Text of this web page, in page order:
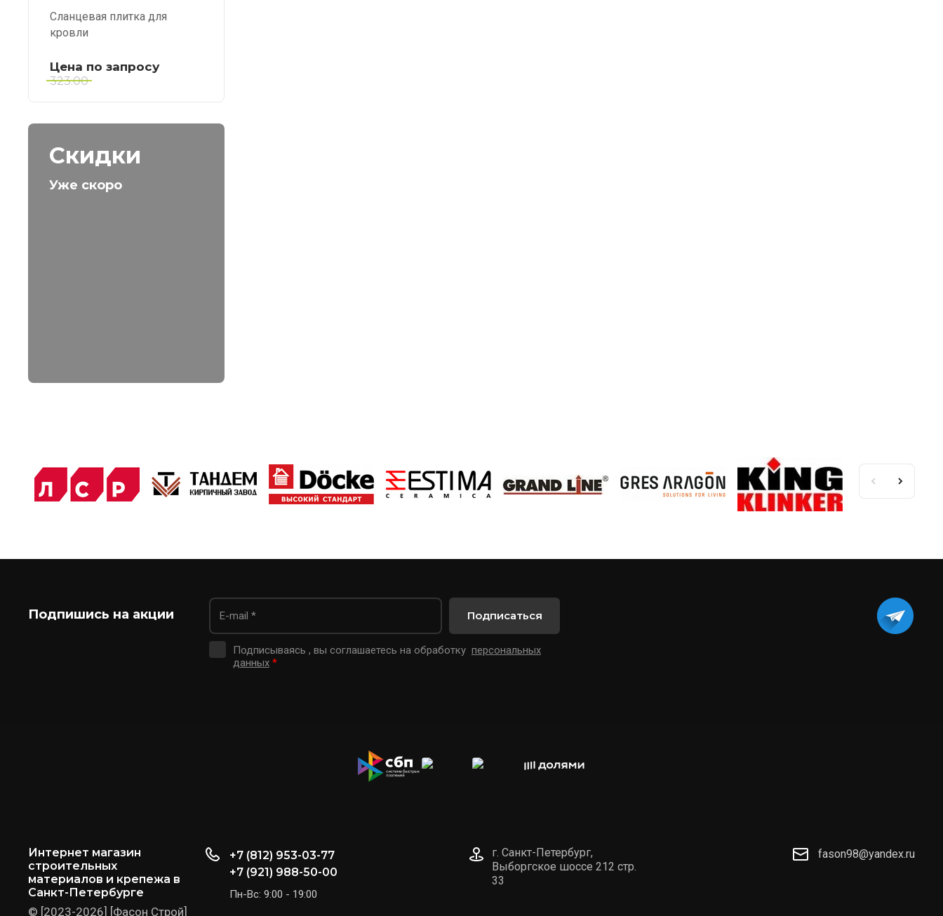
Сланцевая плитка для
кровли
323.00
Цена по запросу
Скидки
Уже скоро
Подпишись на акции
Подписываясь , вы соглашаетесь на обработку персональных
данных *
Подписаться
Интернет магазин
строительных
материалов и крепежа в
Санкт-Петербурге
© [2023-2026] [Фасон Строй]
+7 (812) 953-03-77
+7 (921) 988-50-00
Пн-Вс: 9:00 - 19:00
г. Санкт-Петербург,
Выборгское шоссе 212 стр.
33
fason98@yandex.ru